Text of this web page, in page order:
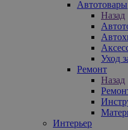
Автотовары
Назад
Уход
Ремонт
Назад
Интерьер